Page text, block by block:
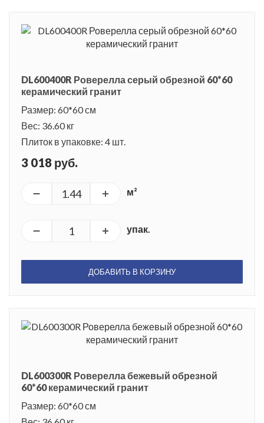
DL600400R Роверелла серый обрезной 60*60
керамический гранит
Размер: 60*60 см
Вес: 36.60 кг
Плиток в упаковке: 4 шт.
3 018 руб.
м²
упак.
ДОБАВИТЬ В КОРЗИНУ
DL600300R Роверелла бежевый обрезной
60*60 керамический гранит
Размер: 60*60 см